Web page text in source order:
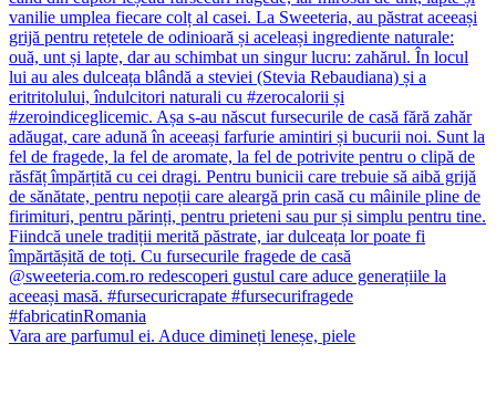
Vara are parfumul ei. Aduce dimineți leneșe, piele